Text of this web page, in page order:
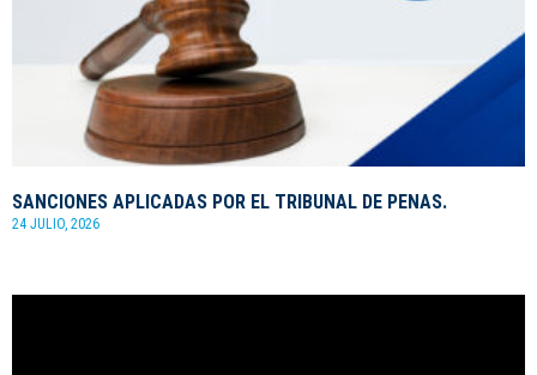
SANCIONES APLICADAS POR EL TRIBUNAL DE PENAS.
24 JULIO, 2026